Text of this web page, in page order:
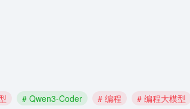
# Qwen3-Coder # 编程 # 编程大模型